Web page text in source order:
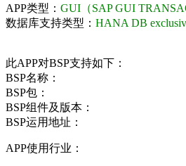
APP类型： GUI（SAP GUI
数据库支持类型： HANA DB
此APP对BSP支持如下：
BSP名称：
BSP包：
BSP组件及版本：
BSP运用地址：
APP使用行业：